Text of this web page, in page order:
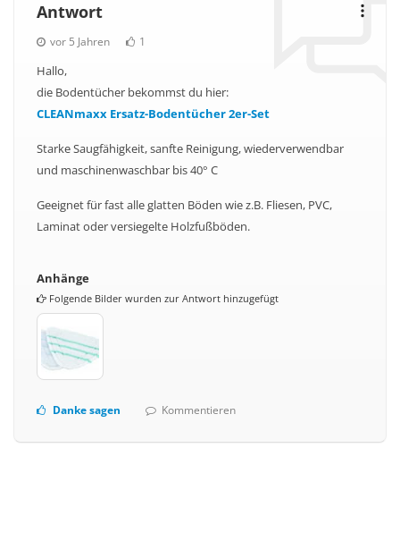
Antwort
vor 5 Jahren 1
Hallo,
die Bodentücher bekommst du hier:
CLEANmaxx Ersatz-Bodentücher 2er-Set
Starke Saugfähigkeit, sanfte Reinigung, wiederverwendbar
und maschinenwaschbar bis 40° C
Geeignet für fast alle glatten Böden wie z.B. Fliesen, PVC,
Laminat oder versiegelte Holzfußböden.
Anhänge
Folgende Bilder wurden zur Antwort hinzugefügt
Danke sagen Kommentieren